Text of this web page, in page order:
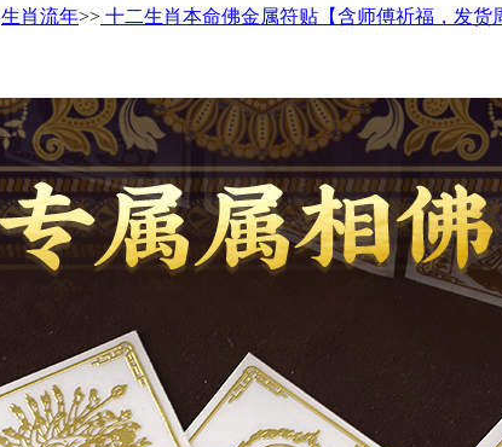
生肖流年>> 十二生肖本命佛金属符贴【含师傅祈福，发货